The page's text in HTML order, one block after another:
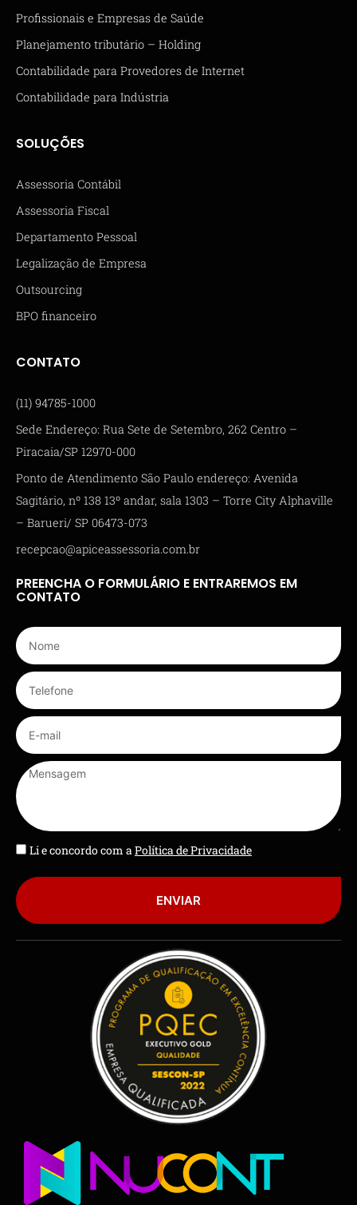
Profissionais e Empresas de Saúde
Planejamento tributário – Holding
Contabilidade para Provedores de Internet
Contabilidade para Indústria
SOLUÇÕES
Assessoria Contábil
Assessoria Fiscal
Departamento Pessoal
Legalização de Empresa
Outsourcing
BPO financeiro
CONTATO
(11) 94785-1000
Sede Endereço: Rua Sete de Setembro, 262 Centro –
Piracaia/SP 12970-000
Ponto de Atendimento São Paulo endereço: Avenida
Sagitário, nº 138 13º andar, sala 1303 – Torre City Alphaville
– Barueri/ SP 06473-073
recepcao@apiceassessoria.com.br
PREENCHA O FORMULÁRIO E ENTRAREMOS EM
CONTATO
Li e concordo com aPolítica de Privacidade
ENVIAR